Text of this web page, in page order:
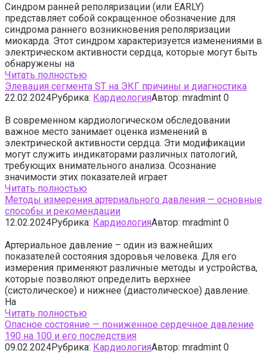
Синдром ранней реполяризации (или EARLY)
представляет собой сокращенное обозначение для
синдрома раннего возникновения реполяризации
миокарда. Этот синдром характеризуется изменениями в
электрическом активности сердца, которые могут быть
обнаружены на
Читать полностью
Элевация сегмента ST на ЭКГ причины и диагностика
22.02.2024Рубрика: КардиологияАвтор: mradmint 0
В современном кардиологическом обследовании
важное место занимает оценка изменений в
электрической активности сердца. Эти модификации
могут служить индикаторами различных патологий,
требующих внимательного анализа. Осознание
значимости этих показателей играет
Читать полностью
Методы измерения артериального давления — основные
способы и рекомендации
12.02.2024Рубрика: КардиологияАвтор: mradmint 0
Артериальное давление – один из важнейших
показателей состояния здоровья человека. Для его
измерения применяют различные методы и устройства,
которые позволяют определить верхнее
(систолическое) и нижнее (диастолическое) давление.
На
Читать полностью
Опасное состояние — пониженное сердечное давление
190 на 100 и его последствия
09.02.2024Рубрика: КардиологияАвтор: mradmint 0